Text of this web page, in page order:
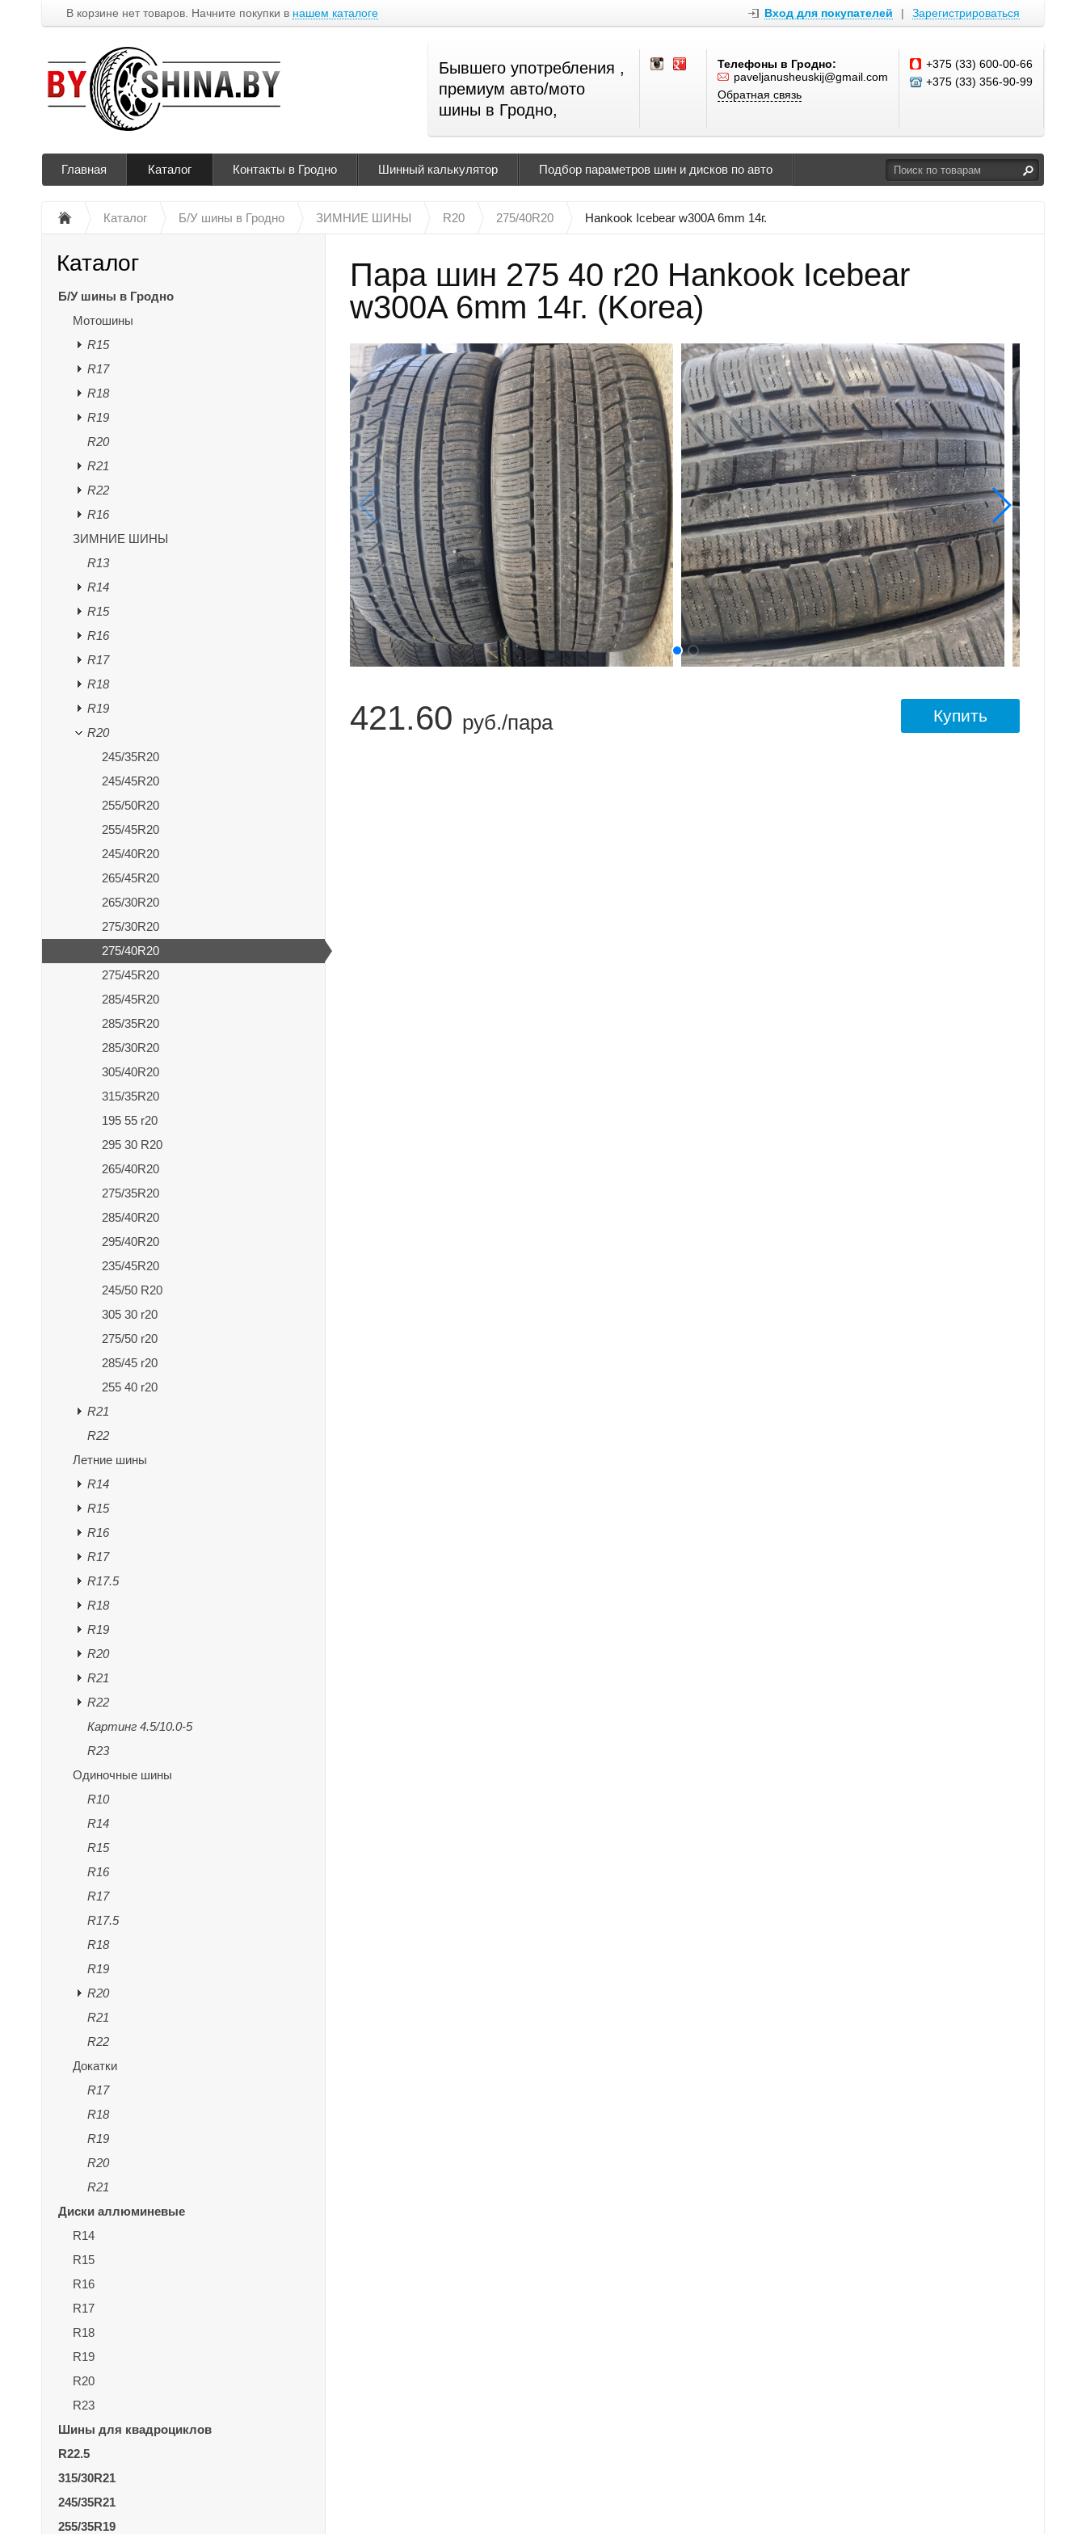
В корзине нет товаров. Начните покупки в нашем каталоге Вход для покупателей | Зарегистрироваться
Бывшего употребления ,
премиум авто/мото
шины в Гродно,
Телефоны в Гродно:
paveljanusheuskij@gmail.com
Обратная связь
+375 (33) 600-00-66
+375 (33) 356-90-99
Главная Каталог Контакты в Гродно Шинный калькулятор Подбор параметров шин и дисков по авто
Каталог Б/У шины в Гродно ЗИМНИЕ ШИНЫ R20 275/40R20 Hankook Icebear w300A 6mm 14г.
Пара шин 275 40 r20 Hankook Icebear
w300A 6mm 14г. (Korea)
421.60 руб./пара Купить
Каталог
Б/У шины в Гродно
Мотошины
R15
R17
R18
R19
R20
R21
R22
R16
ЗИМНИЕ ШИНЫ
R13
R14
R15
R16
R17
R18
R19
R20
245/35R20
245/45R20
255/50R20
255/45R20
245/40R20
265/45R20
265/30R20
275/30R20
275/40R20
275/45R20
285/45R20
285/35R20
285/30R20
305/40R20
315/35R20
195 55 r20
295 30 R20
265/40R20
275/35R20
285/40R20
295/40R20
235/45R20
245/50 R20
305 30 r20
275/50 r20
285/45 r20
255 40 r20
R21
R22
Летние шины
R14
R15
R16
R17
R17.5
R18
R19
R20
R21
R22
Картинг 4.5/10.0-5
R23
Одиночные шины
R10
R14
R15
R16
R17
R17.5
R18
R19
R20
R21
R22
Докатки
R17
R18
R19
R20
R21
Диски аллюминевые
R14
R15
R16
R17
R18
R19
R20
R23
Шины для квадроциклов
R22.5
315/30R21
245/35R21
255/35R19